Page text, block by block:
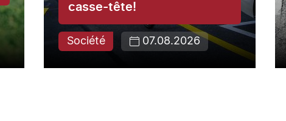
casse-tête!
Société 07.08.2026